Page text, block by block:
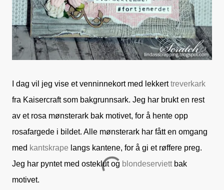
I dag vil jeg vise et venninnekort med lekkerttreverkark
fra Kaisercraft som bakgrunnsark. Jeg har brukt en rest
av et rosa mønsterark bak motivet, for å hente opp
rosafargede i bildet. Alle mønsterark har fått en omgang
med kantskrape langs kantene, for å gi et røffere preg.
Jeg har pyntet med osteklut og blondeserviettbak
motivet.